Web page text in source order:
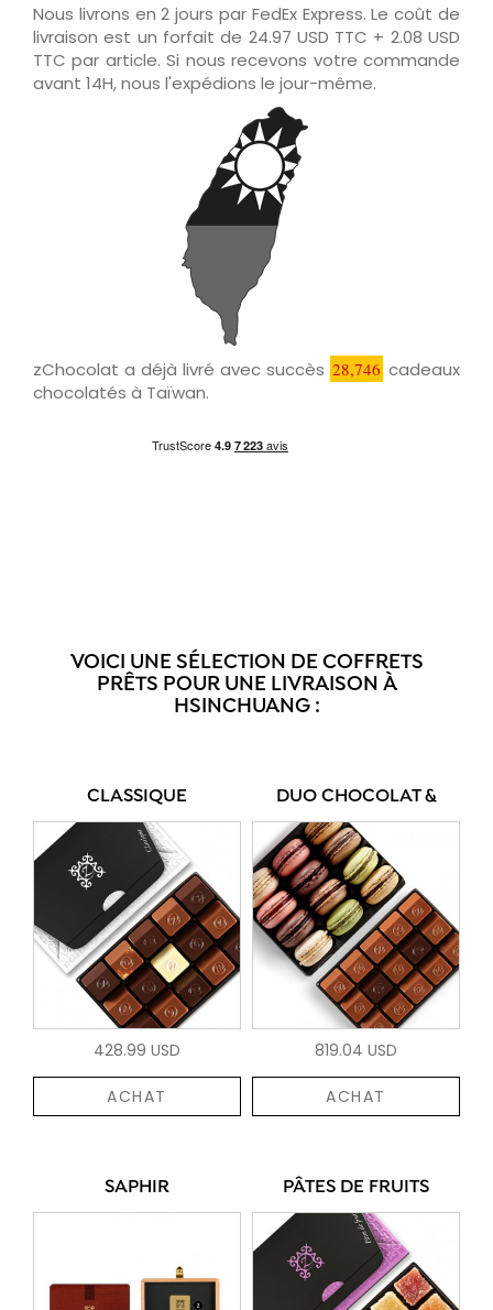
Nous livrons en 2 jours par FedEx Express. Le coût de
livraison est un forfait de 24.97 USD TTC + 2.08 USD
TTC par article. Si nous recevons votre commande
avant 14H, nous l'expédions le jour-même.
zChocolat a déjà livré avec succès 28,746 cadeaux
chocolatés à Taïwan.
VOICI UNE SÉLECTION DE COFFRETS
PRÊTS POUR UNE LIVRAISON À
HSINCHUANG :
CLASSIQUE
428.99 USD
ACHAT
DUO CHOCOLAT &
819.04 USD
ACHAT
SAPHIR PÂTES DE FRUITS